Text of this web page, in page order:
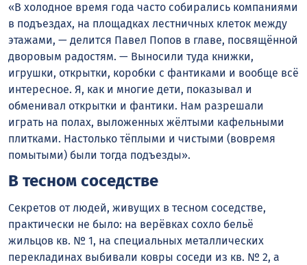
«В холодное время года часто собирались компаниями
в подъездах, на площадках лестничных клеток между
этажами, — делится Павел Попов в главе, посвящённой
дворовым радостям. — Выносили туда книжки,
игрушки, открытки, коробки с фантиками и вообще всё
интересное. Я, как и многие дети, показывал и
обменивал открытки и фантики. Нам разрешали
играть на полах, выложенных жёлтыми кафельными
плитками. Настолько тёплыми и чистыми (вовремя
помытыми) были тогда подъезды».
В тесном соседстве
Секретов от людей, живущих в тесном соседстве,
практически не было: на верёвках сохло бельё
жильцов кв. № 1, на специальных металлических
перекладинах выбивали ковры соседи из кв. № 2, а